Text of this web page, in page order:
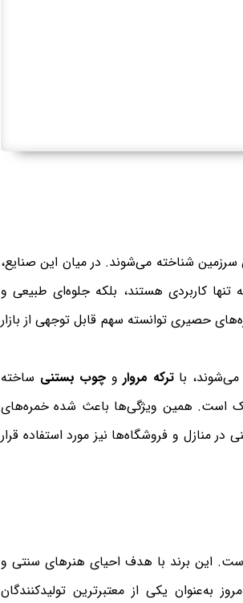
شناخته می‌شوند. در میان این صنایع،
کاربردی هستند، بلکه جلوه‌ای طبیعی و
حصیری توانسته سهم قابل توجهی از بازار
باترکه مروارو چوب بستنی ساخته
است. همین ویژگی‌ها باعث شده خمره‌های
در منازل و فروشگاه‌ها نیز مورد استفاده قرار
این برند با هدف احیای هنرهای سنتی و
به‌عنوان یکی از معتبرترین تولیدکنندگان